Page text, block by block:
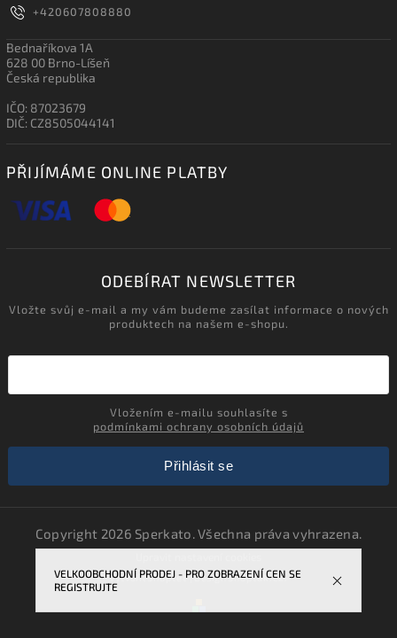
VELKOOBCHODNÍ PRODEJ - PRO ZOBRAZENÍ CEN SE
REGISTRUJTE
+420607808880
Bednaříkova 1A
628 00 Brno-Líšeň
Česká republika
IČO: 87023679
DIČ: CZ8505044141
PŘIJÍMÁME ONLINE PLATBY
ODEBÍRAT NEWSLETTER
Vložte svůj e-mail a my vám budeme zasílat informace o nových
produktech na našem e-shopu.
podmínkami ochrany osobních údajů
Přihlásit se
Copyright 2026 Sperkato. Všechna práva vyhrazena.
VytvořilShoptet| DesignShoptak.cz.